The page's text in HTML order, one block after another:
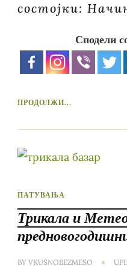
состојки:
Сподели
ПРОДОЛЖИ...
ПАТУВАЊА
Трикала и
BY VKUSNOBEZMESO